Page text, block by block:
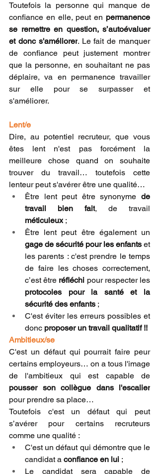
Toutefois la personne qui manque de
confiance en elle, peut en permanence
se remettre en question, s’autoévaluer
et donc s'améliorer. Le fait de manquer
de confiance peut justement montrer
que la personne, en souhaitant ne pas
déplaire, va en permanence travailler
sur elle pour se surpasser et
s'améliorer.
Lent/e
Dire, au potentiel recruteur, que vous
êtes lent n'est pas forcément la
meilleure chose quand on souhaite
trouver du travail… toutefois cette
lenteur peut s'avérer être une qualité…
Être lent peut être synonyme de
travail bien fait
méticuleux ;
gage de sécurité pour les enfants et
les parents : c'est prendre le temps
de faire les choses correctement,
c’est être réfléchi
protocoles pour la santé et la
sécurité des enfants ;
C'est éviter les erreurs possibles et
donc proposer un travail qualitatif !!
Ambitieux/se
C'est un défaut qui pourrait faire peur
certains employeurs… on a tous l'image
pousser son collègue dans l'escalier
pour prendre sa place…
Toutefois c'est un défaut qui peut
s’avérer pour certains recruteurs
comme une qualité :
C'est un défaut qui démontre que le
candidat a confiance en lui ;